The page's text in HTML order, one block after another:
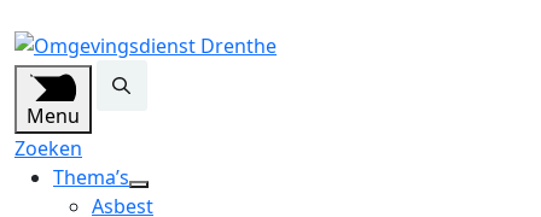
Menu
Zoeken
Thema’s
open
Asbest